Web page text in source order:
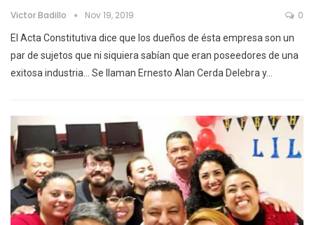
Victor Badillo Nov 19, 2019 0
El Acta Constitutiva dice que los dueños de ésta empresa son un
par de sujetos que ni siquiera sabían que eran poseedores de una
exitosa industria... Se llaman Ernesto Alan Cerda Delebra y…